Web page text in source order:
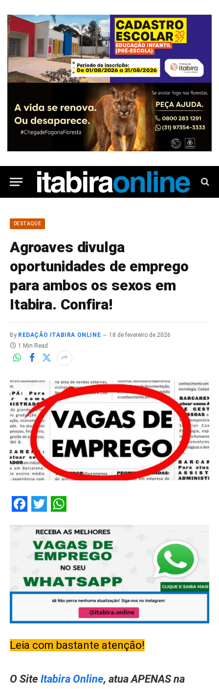
DESTAQUE
Agroaves divulga
oportunidades de emprego
para ambos os sexos em
Itabira. Confira!
By REDAÇÃO ITABIRA ONLINE
18 de fevereiro de 2026
1 Min Read
Leia com bastante atenção!
O Site Itabira Online, atua APENAS na